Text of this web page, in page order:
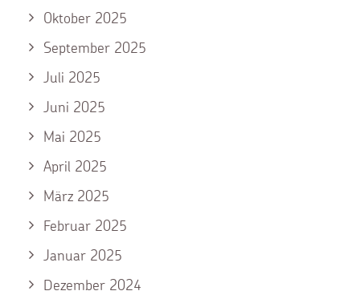
Oktober 2025
September 2025
Juli 2025
Juni 2025
Mai 2025
April 2025
März 2025
Februar 2025
Januar 2025
Dezember 2024